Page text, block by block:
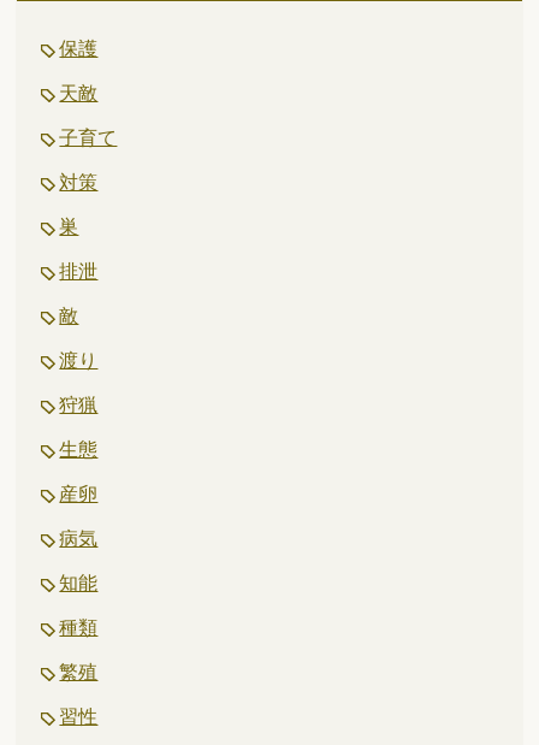
保護
天敵
子育て
対策
巣
排泄
敵
渡り
狩猟
生態
産卵
病気
知能
種類
繁殖
習性